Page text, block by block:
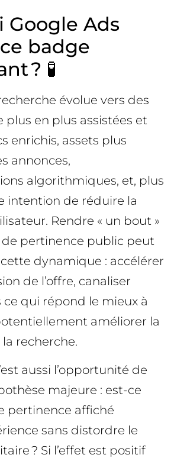
Google Ads
badge
? 🧪
évolue vers des
plus en plus assistées et
enrichis, assets plus
annonces,
algorithmiques, et, plus
intention de réduire la
Rendre « un bout »
de pertinence public peut
cette dynamique : accélérer
de l’offre, canaliser
ce qui répond le mieux à
améliorer la
recherche.
aussi l’opportunité de
majeure : est-ce
pertinence affiché
sans distordre le
? Si l’effet est positif